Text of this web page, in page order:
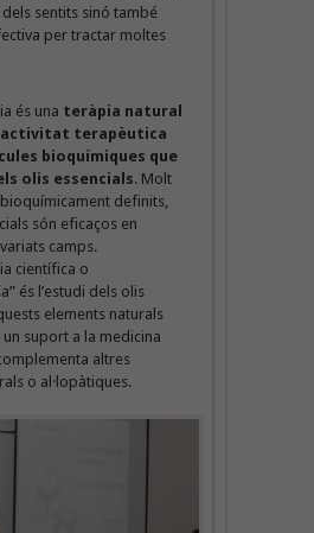
dels sentits sinó també
per tractar moltes
és una teràpia natural
terapèutica
bioquímiques que
olis essencials. Molt
definits,
són eficaços en
camps.
científica o
és l’estudi dels olis
elements naturals
suport a la medicina
altres
o al·lopàtiques.